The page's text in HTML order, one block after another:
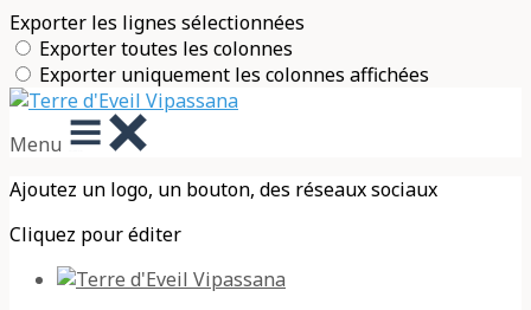
Exporter les lignes sélectionnées
Exporter toutes les colonnes
Exporter uniquement les colonnes affichées
Menu
Ajoutez un logo, un bouton, des réseaux sociaux
Cliquez pour éditer